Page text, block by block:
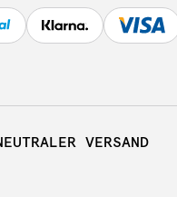
VERSAND